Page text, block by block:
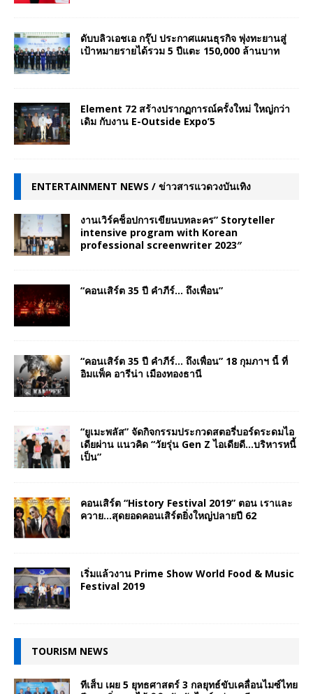
ดับบลิวเอชเอ กรุ๊ป ประกาศแผนธุรกิจ พุ่งทะยานสู่
เป้าหมายรายได้รวม 5 ปีแตะ 150,000 ล้านบาท
Element 72 สร้างปรากฏการณ์ครั้งใหม่ ใหญ่กว่า
เดิม กับงาน E-Outside Expo’5
ENTERTAINMENT NEWS / ข่าวสารแวดวงบันเทิง
งานเวิร์คช็อปการเขียนบทละคร” Storyteller
intensive program with Korean
professional screenwriter 2023″
“คอนเสิร์ต 35 ปี คำภีร์… ถึงเพื่อน”
“คอนเสิร์ต 35 ปี คำภีร์… ถึงเพื่อน” 18 กุมภาฯ นี้ ที่
อิมแพ็ค อารีน่า เมืองทองธานี
“ยูเมะพลัส” จัดกิจกรรมประกวดสตอรี่บอร์ดระดมไอ
เดียผ่าน แนวคิด “วัยรุ่น Gen Z ไอเดียดี…บริหารหนี้
เป็น”
คอนเสิร์ต “History Festival 2019” ตอน เราและ
ควาย…สุดยอดคอนเสิร์ตยิ่งใหญ่ปลายปี 62
เริ่มแล้วงาน Prime Show World Food & Music
Festival 2019
TOURISM NEWS
ทีเส็บ เผย 5 ยุทธศาสตร์ 3 กลยุทธ์ขับเคลื่อนไมซ์ไทย